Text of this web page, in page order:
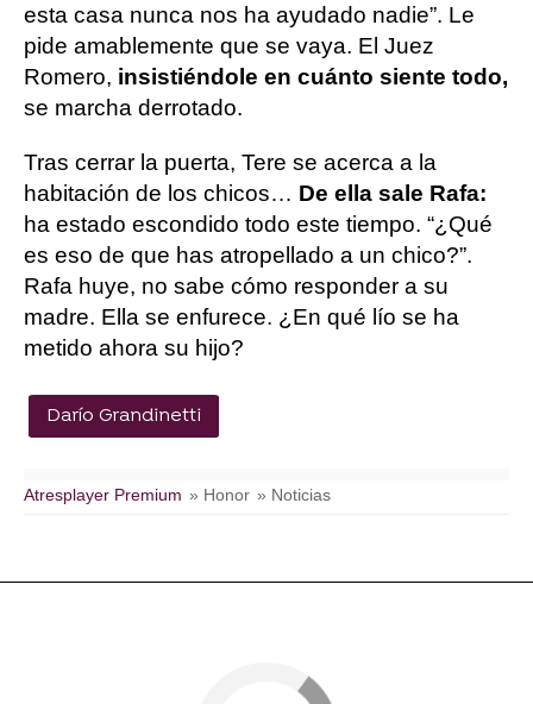
esta casa nunca nos ha ayudado nadie”. Le
pide amablemente que se vaya. El Juez
Romero, insistiéndole en cuánto siente todo,
se marcha derrotado.
Tras cerrar la puerta, Tere se acerca a la
habitación de los chicos… De ella sale Rafa:
ha estado escondido todo este tiempo. “¿Qué
es eso de que has atropellado a un chico?”.
Rafa huye, no sabe cómo responder a su
madre. Ella se enfurece. ¿En qué lío se ha
metido ahora su hijo?
Darío Grandinetti
Atresplayer Premium » Honor » Noticias